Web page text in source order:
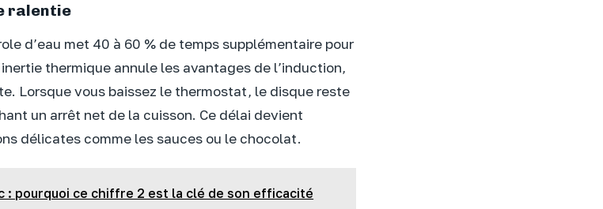
ralentie
d’eau met 40 à 60 % de temps supplémentaire pour
thermique annule les avantages de l’induction,
Lorsque vous baissez le thermostat, le disque reste
un arrêt net de la cuisson. Ce délai devient
délicates comme les sauces ou le chocolat.
: pourquoi ce chiffre 2 est la clé de son efficacité